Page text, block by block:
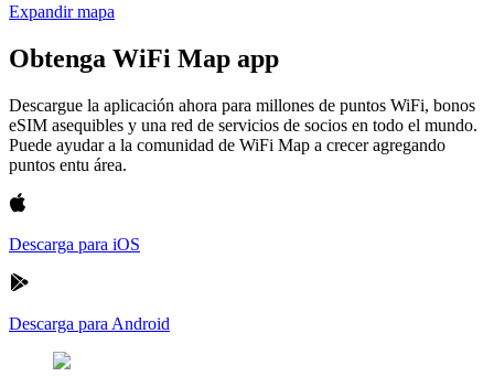
Expandir mapa
Obtenga WiFi Map app
Descargue la aplicación ahora para millones de puntos WiFi, bonos
eSIM asequibles y una red de servicios de socios en todo el mundo.
Puede ayudar a la comunidad de WiFi Map a crecer agregando
puntos entu área.
Descarga para iOS
Descarga para Android